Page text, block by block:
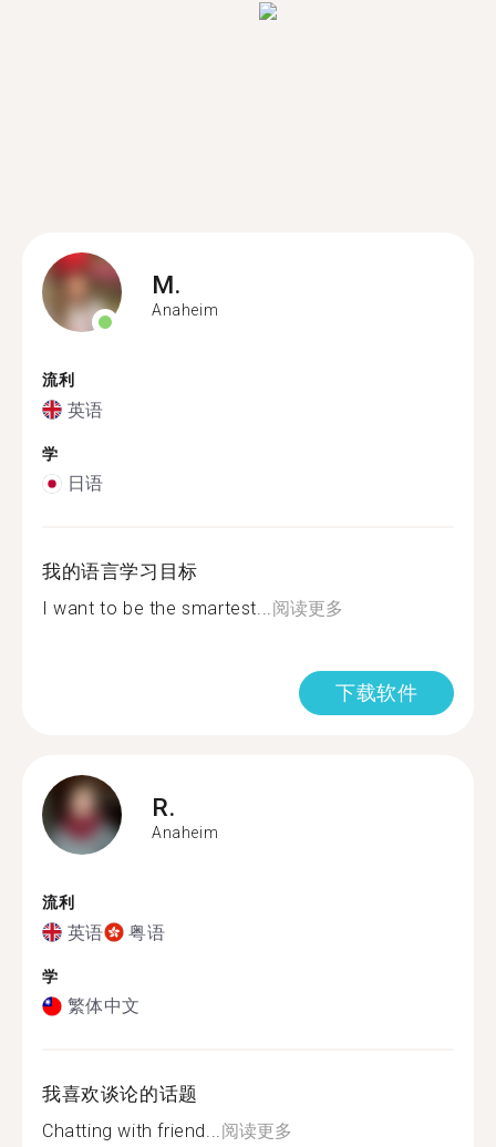
M.
Anaheim
流利
英语
学
日语
我的语言学习目标
I want to be the smartest...阅读更多
下载软件
R.
Anaheim
流利
英语 粤语
学
繁体中文
我喜欢谈论的话题
Chatting with friend...阅读更多